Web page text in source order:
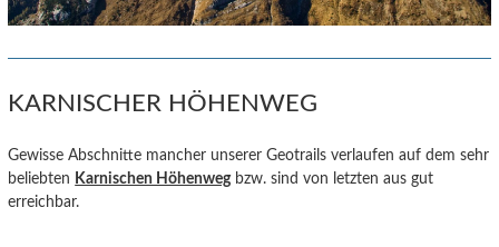
KARNISCHER HÖHENWEG
Gewisse Abschnitte mancher unserer Geotrails verlaufen auf dem sehr
beliebten Karnischen Höhenwegbzw. sind von letzten aus gut
erreichbar.